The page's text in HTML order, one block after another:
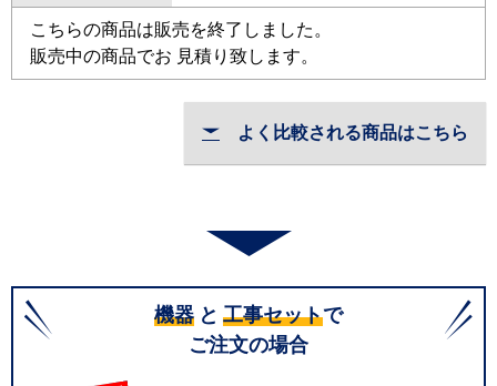
こちらの商品は販売を終了しました。
販売中の商品でお 見積り致します。
よく比較される商品はこちら
機器 と 工事セットで
ご注文の場合